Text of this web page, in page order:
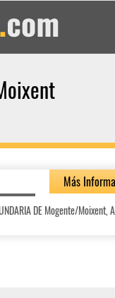
Más
DE Mogente/Moixent,